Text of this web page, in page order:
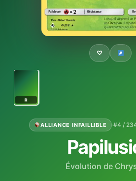
♡
R
ALLIANCE INFAILLIBLE ·#4 /
Évolution de